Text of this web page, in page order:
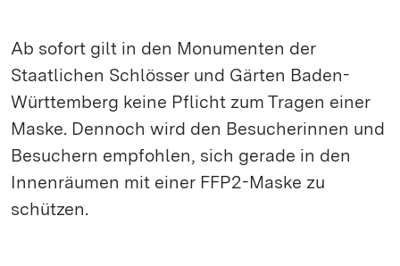
Ab sofort gilt in den Monumenten der
Staatlichen Schlösser und Gärten Baden-
Württemberg keine Pflicht zum Tragen einer
Maske. Dennoch wird den Besucherinnen und
Besuchern empfohlen, sich gerade in den
Innenräumen mit einer FFP2-Maske zu
schützen.